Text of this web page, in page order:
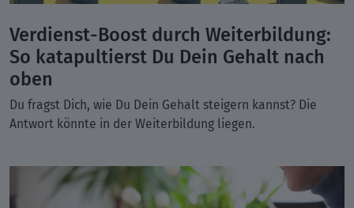
Verdienst-Boost durch Weiterbildung:
So katapultierst Du Dein Gehalt nach
oben
Du fragst Dich, wie Du Dein Gehalt steigern kannst? Die
Antwort könnte in der Weiterbildung liegen.